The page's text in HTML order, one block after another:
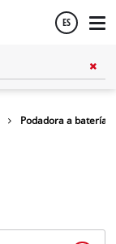
ES
Podadora a batería